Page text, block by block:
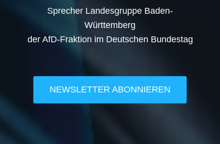
Sprecher Landesgruppe Baden-
Württemberg
der AfD-Fraktion im Deutschen Bundestag
NEWSLETTER ABONNIEREN